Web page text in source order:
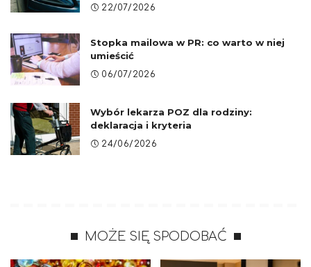
22/07/2026
Stopka mailowa w PR: co warto w niej
umieścić
06/07/2026
Wybór lekarza POZ dla rodziny:
deklaracja i kryteria
24/06/2026
MOŻE SIĘ SPODOBAĆ